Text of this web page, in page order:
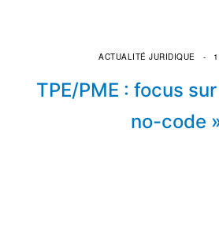
Commissariat aux comptes
On parle de nous
TPE/PME : focus
no-code
ACTUALITÉ JURIDIQUE